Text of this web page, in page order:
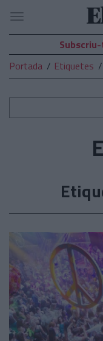
El
Temps
Navegació
Subscriu-
Portada
Etiquetes